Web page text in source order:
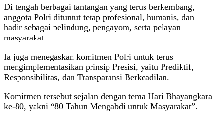
Di tengah berbagai tantangan yang terus berkembang,
anggota Polri dituntut tetap profesional, humanis, dan
hadir sebagai pelindung, pengayom, serta pelayan
masyarakat.
Ia juga menegaskan komitmen Polri untuk terus
mengimplementasikan prinsip Presisi, yaitu Prediktif,
Responsibilitas, dan Transparansi Berkeadilan.
Komitmen tersebut sejalan dengan tema Hari Bhayangkara
ke-80, yakni “80 Tahun Mengabdi untuk Masyarakat”.